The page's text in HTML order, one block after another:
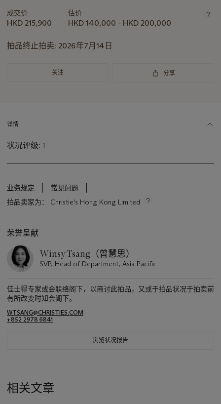
于
此
品
成交价
HKD 215,900
估价
HKD 140,000 - HKD 200,000
拍品终止拍卖: 2026年7月14日
关注 分享
详情
状况评级: 1
业务规定
常见问题
拍品卖家为： Christie's Hong Kong Limited
荣誉呈献
Winsy Tsang（曾慧思）
SVP, Head of Department, Asia Pacific
佳士得专家或会联络阁下，以商讨此拍品，又或于拍品状况于拍卖前
有所改变时知会阁下。
WTSANG@CHRISTIES.COM
+852 2978 6841
浏览状况报告
相关文章